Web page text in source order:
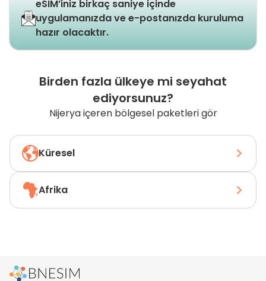
eSIM’iniz birkaç saniye içinde
uygulamanızda ve e-postanızda kuruluma
hazır olacaktır.
Birden fazla ülkeye mi seyahat
ediyorsunuz?
Nijerya içeren bölgesel paketleri gör
Küresel
Afrika